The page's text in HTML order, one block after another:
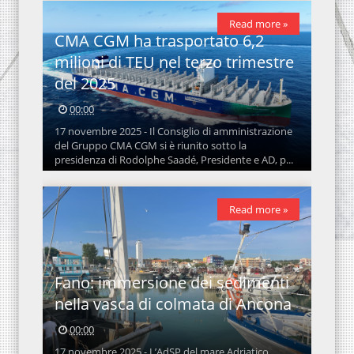
CMA CGM ha trasportato 6,2
milioni di TEU nel terzo trimestre
del 2025
00:00
17 novembre 2025 - Il Consiglio di amministrazione
del Gruppo CMA CGM si è riunito sotto la
presidenza di Rodolphe Saadé, Presidente e AD, p...
Read more »
Fano: immersione dei sedimenti
nella vasca di colmata di Ancona
00:00
Read more »